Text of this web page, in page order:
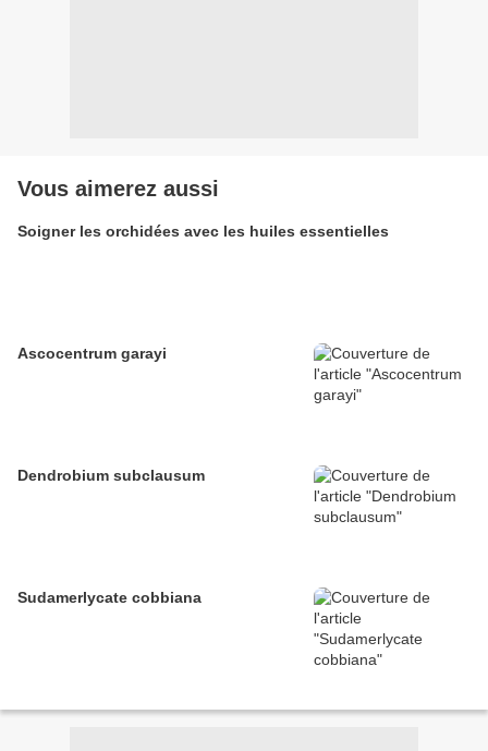
Vous aimerez aussi
Soigner les orchidées avec les huiles essentielles
Ascocentrum garayi
Dendrobium subclausum
Sudamerlycate cobbiana